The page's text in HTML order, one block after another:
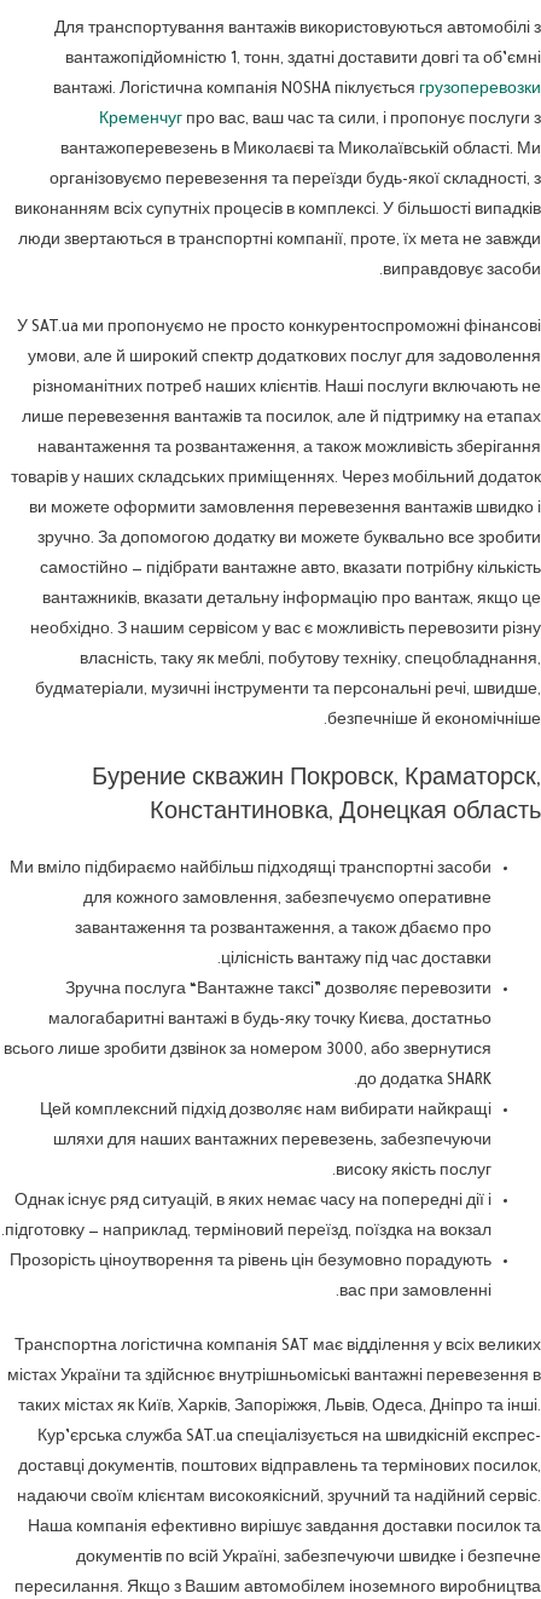
Для транспортування вантажів використовуються автомобілі з
вантажопідйомністю 1, тонн, здатні доставити довгі та об’ємні
вантажі. Логістична компанія NOSHA піклується грузоперевозки
Кременчуг про вас, ваш час та сили, і пропонує послуги з
вантажоперевезень в Миколаєві та Миколаївській області. Ми
організовуємо перевезення та переїзди будь-якої складності, з
виконанням всіх супутніх процесів в комплексі. У більшості випадків
люди звертаються в транспортні компанії, проте, їх мета не завжди
виправдовує засоби.
У SAT.ua ми пропонуємо не просто конкурентоспроможні фінансові
умови, але й широкий спектр додаткових послуг для задоволення
різноманітних потреб наших клієнтів. Наші послуги включають не
лише перевезення вантажів та посилок, але й підтримку на етапах
навантаження та розвантаження, а також можливість зберігання
товарів у наших складських приміщеннях. Через мобільний додаток
ви можете оформити замовлення перевезення вантажів швидко і
зручно. За допомогою додатку ви можете буквально все зробити
самостійно — підібрати вантажне авто, вказати потрібну кількість
вантажників, вказати детальну інформацію про вантаж, якщо це
необхідно. З нашим сервісом у вас є можливість перевозити різну
власність, таку як меблі, побутову техніку, спецобладнання,
будматеріали, музичні інструменти та персональні речі, швидше,
безпечніше й економічніше.
Бурение скважин Покровск, Краматорск,
Константиновка, Донецкая область
Ми вміло підбираємо найбільш підходящі транспортні засоби
для кожного замовлення, забезпечуємо оперативне
завантаження та розвантаження, а також дбаємо про
цілісність вантажу під час доставки.
Зручна послуга “Вантажне таксі” дозволяє перевозити
малогабаритні вантажі в будь-яку точку Києва, достатньо
всього лише зробити дзвінок за номером 3000, або звернутися
до додатка SHARK.
Цей комплексний підхід дозволяє нам вибирати найкращі
шляхи для наших вантажних перевезень, забезпечуючи
високу якість послуг.
Однак існує ряд ситуацій, в яких немає часу на попередні дії і
підготовку — наприклад, терміновий переїзд, поїздка на вокзал.
Прозорість ціноутворення та рівень цін безумовно порадують
вас при замовленні.
Транспортна логістична компанія SAT має відділення у всіх великих
містах України та здійснює внутрішньоміські вантажні перевезення в
таких містах як Київ, Харків, Запоріжжя, Львів, Одеса, Дніпро та інші.
Кур’єрська служба SAT.ua спеціалізується на швидкісній експрес-
доставці документів, поштових відправлень та термінових посилок,
надаючи своїм клієнтам високоякісний, зручний та надійний сервіс.
Наша компанія ефективно вирішує завдання доставки посилок та
документів по всій Україні, забезпечуючи швидке і безпечне
пересилання. Якщо з Вашим автомобілем іноземного виробництва